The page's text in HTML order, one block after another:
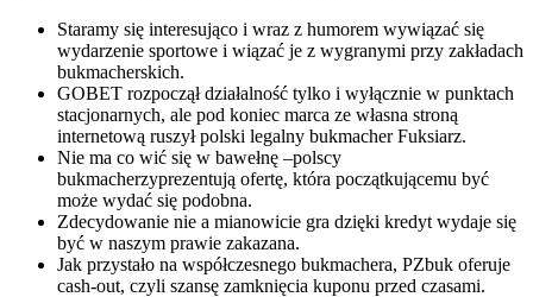
Staramy się interesująco i wraz z humorem wywiązać się
wydarzenie sportowe i wiązać je z wygranymi przy zakładach
bukmacherskich.
GOBET rozpoczął działalność tylko i wyłącznie w punktach
stacjonarnych, ale pod koniec marca ze własna stroną
internetową ruszył polski legalny bukmacher Fuksiarz.
Nie ma co wić się w bawełnę –polscy
bukmacherzyprezentują ofertę, która początkującemu być
może wydać się podobna.
Zdecydowanie nie a mianowicie gra dzięki kredyt wydaje się
być w naszym prawie zakazana.
Jak przystało na współczesnego bukmachera, PZbuk oferuje
cash-out, czyli szansę zamknięcia kuponu przed czasami.